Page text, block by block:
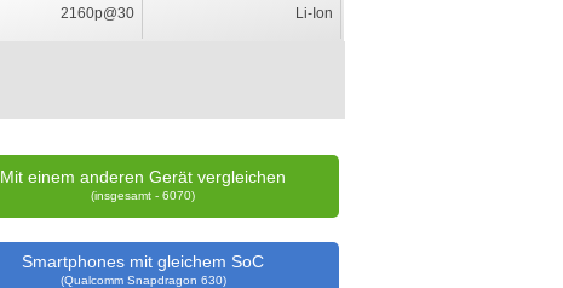
2160p@30 Li-Ion
Mit einem anderen Gerät vergleichen
(insgesamt - 6070)
Smartphones mit gleichem SoC
(Qualcomm Snapdragon 630)